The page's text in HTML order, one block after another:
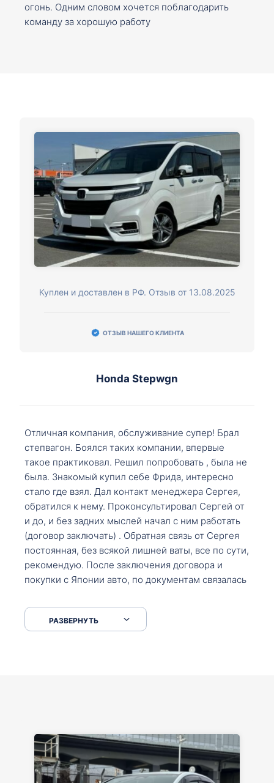
огонь. Одним словом хочется поблагодарить
команду за хорошую работу
Куплен и доставлен в РФ. Отзыв от 13.08.2025
ОТЗЫВ НАШЕГО КЛИЕНТА
Honda Stepwgn
Отличная компания, обслуживание супер! Брал
степвагон. Боялся таких компании, впервые
такое практиковал. Решил попробовать , была не
была. Знакомый купил себе Фрида, интересно
стало где взял. Дал контакт менеджера Сергея,
обратился к нему. Проконсультировал Сергей от
и до, и без задних мыслей начал с ним работать
(договор заключать) . Обратная связь от Сергея
постоянная, без всякой лишней ваты, все по сути,
рекомендую. После заключения договора и
покупки с Японии авто, по документам связалась
что заполнить, куда зайти, образцы и т.д. После
приехал за авто. Меня тепло встретили Сергей с
РАЗВЕРНУТЬ